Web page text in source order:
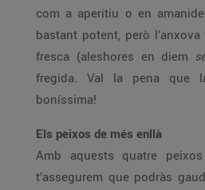
com a aperitiu o en
bastant potent, però
fresca (aleshores en diem
fregida. Val la pena que
boníssima!
Els peixos de més enllà
Amb aquests quatre
t’assegurem que podràs